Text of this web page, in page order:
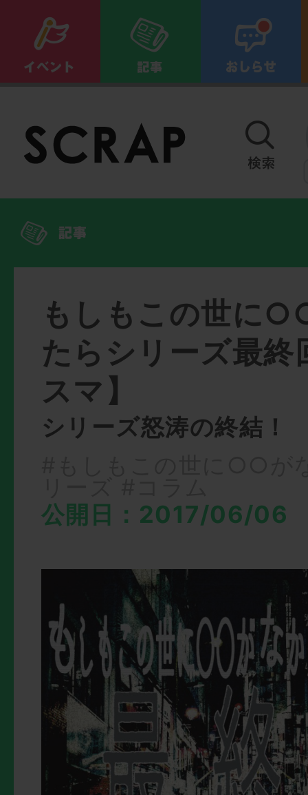
もしもこの世に
たらシリーズ最終
スマ】
シリーズ怒涛の終結！
公開日：2017/06/06